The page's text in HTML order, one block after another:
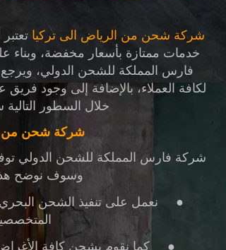
شركة شحن من الرياض الى تركيا
خدمات ممتازة بأسعار مخفضة، وبناء
فارس المملكة للشحن الدولي،
لكافة العملاء، بالإضافة إلى وجود
خلال السطور
شركة شحن من
شركة فارس المملكة للشحن الدولي
وسوف نوضح
●
نعمل على تنفيذ الشحن
●
كما نقوم بشحن كافة